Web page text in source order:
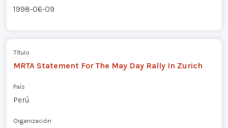
1998-06-09
Título
MRTA Statement For The May Day Rally In Zurich
País
Perú
Organización